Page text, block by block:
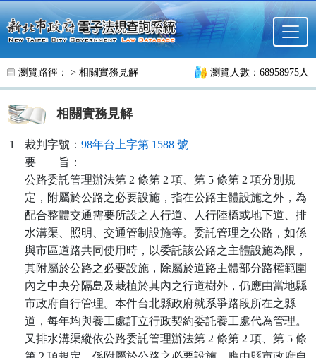
跳至主要內容
瀏覽路徑： > 相關實務見解 瀏覽人數：68958975人
相關實務見解
1 裁判字號： 98年台上字第 1588 號
要
旨：
公路委託管理辦法第 2 條第 2 項、第 5 條第 2 項分別規
定，附屬於公路之必要設施，指在公路主體設施之外，為
配合整體交通需要所設之人行道、人行陸橋或地下道、排
水溝渠、照明、交通管制設施等。委託管理之公路，如係
與市區道路共同使用時，以委託該公路之主體設施為限，
其附屬於公路之必要設施，除屬於道路主體部分路權範圍
內之中央分隔島及栽植於其內之行道樹外，仍應由當地縣
市政府自行管理。本件台北縣政府就系爭路段所在之縣
道，每年均與養工處訂立行政契約委託養工處代為管理。
又排水溝渠縱依公路委託管理辦法第 2 條第 2 項、第 5 條